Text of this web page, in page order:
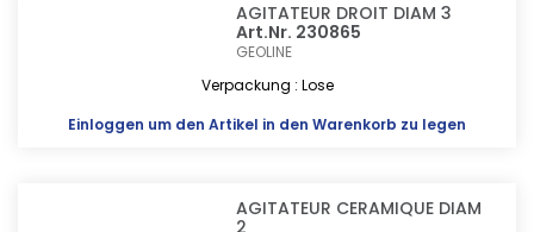
AGITATEUR DROIT DIAM 3
Art.Nr. 230865
GEOLINE
Verpackung : Lose
Einloggen um den Artikel in den Warenkorb zu legen
AGITATEUR CERAMIQUE DIAM
2